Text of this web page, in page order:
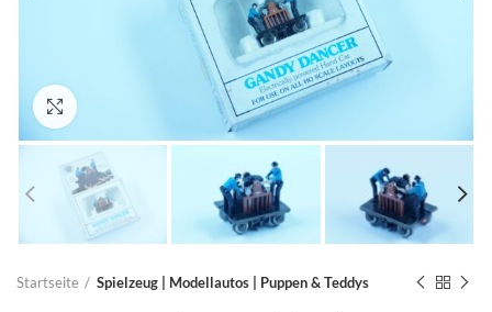
Zum Vergrößern anklicken
Startseite Spielzeug | Modellautos | Puppen & Teddys